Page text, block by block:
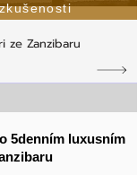
ze Zanzibaru
5denním luxusním